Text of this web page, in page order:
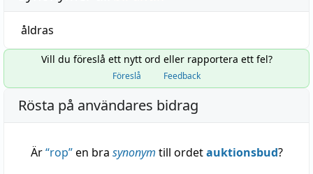
åldras
Vill du föreslå ett nytt ord eller rapportera ett fel?
Föreslå Feedback
Rösta på användares bidrag
Är“rop”en bra synonym till ordetauktionsbud?